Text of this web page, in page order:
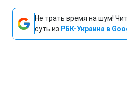
Не трать время на шум!
суть из РБК-Украина в